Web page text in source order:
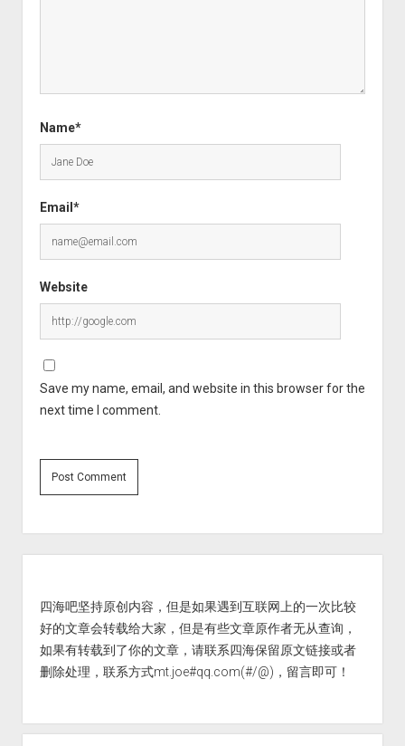
Name*
Email*
Website
Save my name, email, and website in this browser for the
next time I comment.
四海吧坚持原创内容，但是如果遇到互联网上的一次比较
好的文章会转载给大家，但是有些文章原作者无从查询，
如果有转载到了你的文章，请联系四海保留原文链接或者
删除处理，联系方式mt.joe#qq.com(#/@)，留言即可！